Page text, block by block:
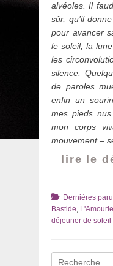
alvéoles. Il
sûr, qu’il
pour avancer
le soleil, la
les
silence.
de paroles
enfin un
mes pieds
mon corps
mouvement –
lire le
Catégories
Dernières
Bastide,
déjeuner de soleil
Recherche